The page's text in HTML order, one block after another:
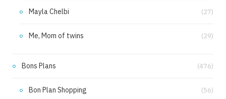
Mayla Chelbi (27)
Me, Mom of twins (29)
Bons Plans (476)
Bon Plan Shopping (56)